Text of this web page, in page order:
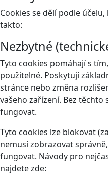
Cookies se dělí podle
takto:
Nezbytné
Tyto cookies pomáhají s
použitelné. Poskytují
stránce nebo změna
vašeho zařízení. Bez
fungovat.
Tyto cookies lze blokovat
nemusí zobrazovat
fungovat. Návody pro
najdete zde: